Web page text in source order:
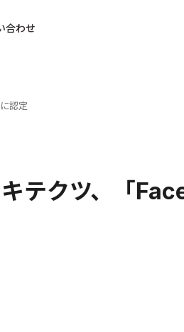
合わせ
認定
キテクツ、「